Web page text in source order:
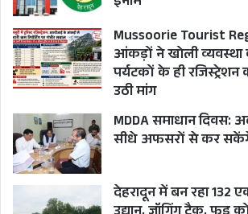
होने, अपने गृह/मूल निर्वाचन क्षेत्रों की
से नाम कटवाने की अनिच्छुकता (चूंकि
निवास/संपति होती है) से अपने
मतदाता के रूप में पंजीकृत करवाने के
रहते हैं।
तकनीक के युग में माईग्रेशन के
अधिकार से वंचित करना स्वीकार योग्य
आम चुनाव 2019 में 67.4 प्रतिशत
Mussoorie Tourist
आंकड़ों ने खोली व्यवस्था
पर्यटकों के ही रजिस्ट्रेशन
उठी मांग
MDDA समाधान दिवस:
सीधे अफसरों से कर
देहरादून में बन रहा 132